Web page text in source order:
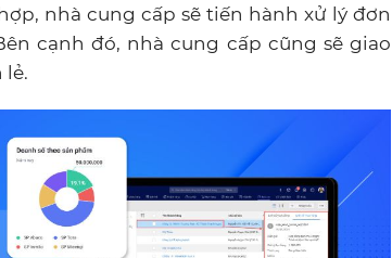
nhà cung cấp sẽ tiến hành xử lý đơn
cạnh đó, nhà cung cấp cũng sẽ giao
lẻ.